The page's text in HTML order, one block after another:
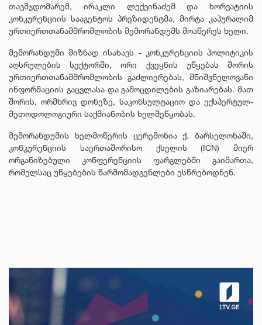
თავმჯდომარემ, ირაკლი ლექვინაძემ და ხორვატიის
კონკურენციის სააგენტოს პრეზიდენტმა, მირტა კაპურალიმ
ურთიერთთანამშრომლობის მემორანდუმს მოაწერეს ხელი.
მემორანდუმი მიზნად ისახავს - კონკურენციის პოლიტიკის
აღსრულების სექტორში, ორი ქვეყნის უწყებას შორის
ურთიერთთანამშრომლობის გაძლიერებას, მნიშვნელოვანი
ინფორმაციის გაცვლასა და გამოცდილების გაზიარებას. მათ
შორის, ორმხრივ დონეზე, საკონსულტაციო და ექსპერტულ-
მეთოდოლოგიური საქმიანობის ხელშეწყობას.
მემორანდუმის ხელმოწერის ცერემონია ქ. ბარსელონაში,
კონკურენციის საერთაშორისო ქსელის (ICN) მიერ
ორგანიზებული კონფერენციის ფარგლებში გაიმართა,
რომელსაც უწყებების წარმომადგენლები ესწრებოდნენ.